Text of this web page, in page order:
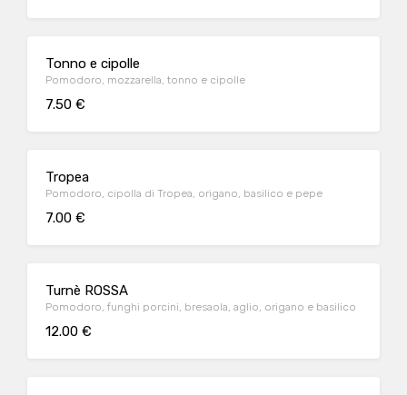
Tonno e cipolle
Pomodoro, mozzarella, tonno e cipolle
7.50 €
Tropea
Pomodoro, cipolla di Tropea, origano, basilico e pepe
7.00 €
Turnè ROSSA
Pomodoro, funghi porcini, bresaola, aglio, origano e basilico
12.00 €